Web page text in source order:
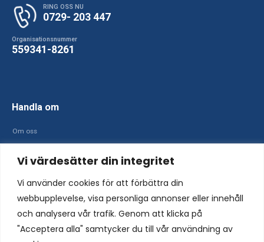
Vi värdesätter din integritet
Vi använder cookies för att förbättra din
webbupplevelse, visa personliga annonser eller innehåll
och analysera vår trafik. Genom att klicka på
"Acceptera alla" samtycker du till vår användning av
RING OSS NU
0729- 203 447
Organisationsnummer
559341-8261
Handla om
Om oss
Integritetspolicy
Följ oss